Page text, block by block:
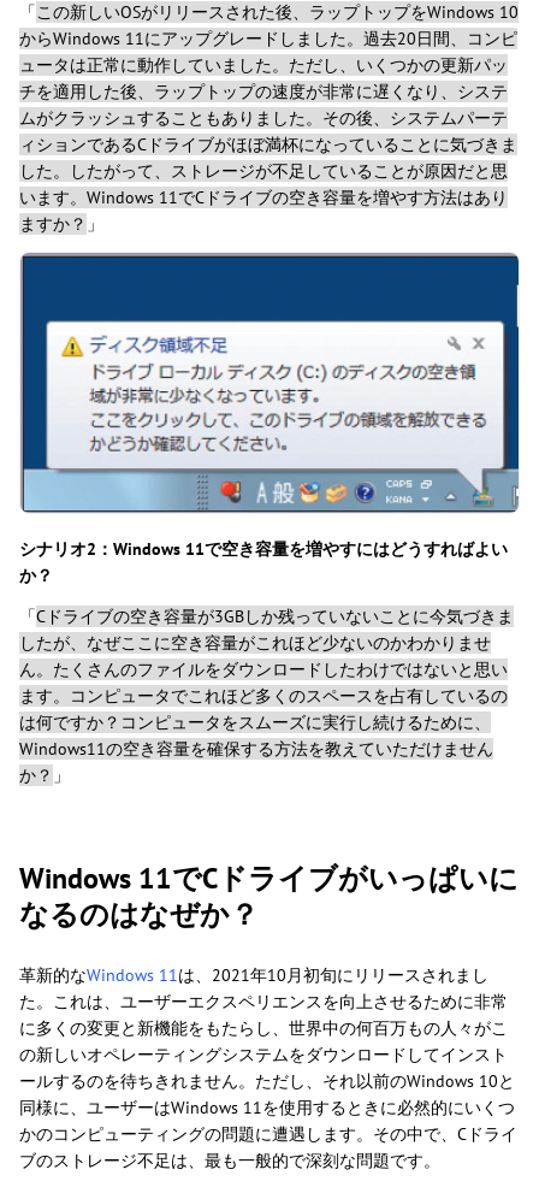
「この新しいOSがリリースされた後、ラップトップをWindows 10
からWindows 11にアップグレードしました。過去20日間、コンピ
ュータは正常に動作していました。ただし、いくつかの更新パッ
チを適用した後、ラップトップの速度が非常に遅くなり、システ
ムがクラッシュすることもありました。その後、システムパーテ
ィションであるCドライブがほぼ満杯になっていることに気づきま
した。したがって、ストレージが不足していることが原因だと思
います。Windows 11でCドライブの空き容量を増やす方法はあり
ますか？ 」
シナリオ2：Windows 11で空き容量を増やすにはどうすればよい
か？
「Cドライブの空き容量が3GBしか残っていないことに今気づきま
したが、なぜここに空き容量がこれほど少ないのかわかりませ
ん。たくさんのファイルをダウンロードしたわけではないと思い
ます。コンピュータでこれほど多くのスペースを占有しているの
は何ですか？コンピュータをスムーズに実行し続けるために、
Windows11の空き容量を確保する方法を教えていただけません
か？ 」
Windows 11でCドライブがいっぱいに
なるのはなぜか？
革新的なWindows 11は、2021年10月初旬にリリースされまし
た。これは、ユーザーエクスペリエンスを向上させるために非常
に多くの変更と新機能をもたらし、世界中の何百万もの人々がこ
の新しいオペレーティングシステムをダウンロードしてインスト
ールするのを待ちきれません。ただし、それ以前のWindows 10と
同様に、ユーザーはWindows 11を使用するときに必然的にいくつ
かのコンピューティングの問題に遭遇します。その中で、Cドライ
ブのストレージ不足は、最も一般的で深刻な問題です。